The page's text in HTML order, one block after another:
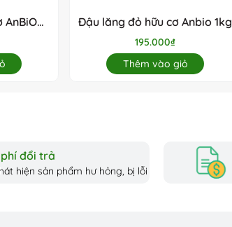
thực phẩm
AnBiO
Đậu lăng đỏ hữu cơ Anbio 1kg
195.000₫
Thêm vào giỏ
phí đổi trả
hiện sản phẩm hư hỏng, bị lỗi